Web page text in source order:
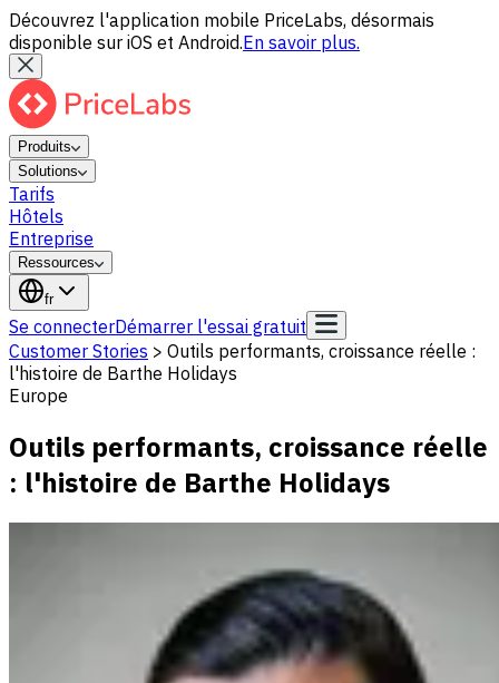
Découvrez l'application mobile PriceLabs, désormais
disponible sur iOS et Android.En savoir plus.
Produits
Solutions
Tarifs
Hôtels
Entreprise
Ressources
fr
Se connecterDémarrer l'essai gratuit
Customer Stories > Outils performants, croissance réelle :
l'histoire de Barthe Holidays
Europe
Outils performants, croissance réelle
: l'histoire de Barthe Holidays